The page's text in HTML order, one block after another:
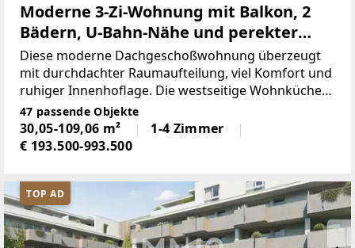
Moderne 3-Zi-Wohnung mit Balkon, 2
Bädern, U-Bahn-Nähe und perekter
Infrastruktur
Diese moderne Dachgeschoßwohnung überzeugt
mit durchdachter Raumaufteilung, viel Komfort und
ruhiger Innenhoflage. Die westseitige Wohnküche
öffnet sich zum Balkon und ist – ebenso wie beide
Schlafzimmer – vollständig zum ruhigen Innenhof
ausgerichtet.Besonders
47 passende Objekte
30,05-109,06 m²
1-4 Zimmer
€ 193.500-993.500
TOP AD